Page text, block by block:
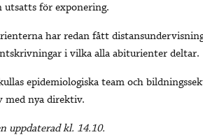
utsatts för exponering.
har redan fått
i vilka alla abiturienter deltar.
epidemiologiska team och
med nya direktiv.
uppdaterad kl. 14.10.